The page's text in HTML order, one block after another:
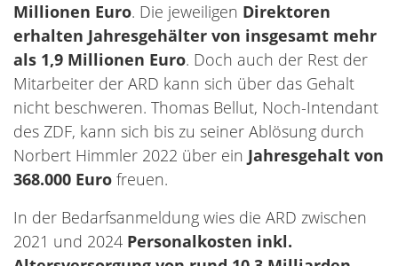
Millionen Euro. Die jeweiligen Direktoren
erhalten Jahresgehälter von insgesamt mehr
als 1,9 Millionen Euro. Doch auch der Rest der
Mitarbeiter der ARD kann sich über das Gehalt
nicht beschweren. Thomas Bellut, Noch-Intendant
des ZDF, kann sich bis zu seiner Ablösung durch
Norbert Himmler 2022 über ein Jahresgehalt von
368.000 Euro freuen.
In der Bedarfsanmeldung wies die ARD zwischen
2021 und 2024 Personalkosten inkl.